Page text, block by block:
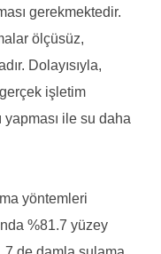
gerekmektedir.
ölçüsüz,
Dolayısıyla,
işletim
yapması ile su daha
yöntemleri
%81.7 yüzey